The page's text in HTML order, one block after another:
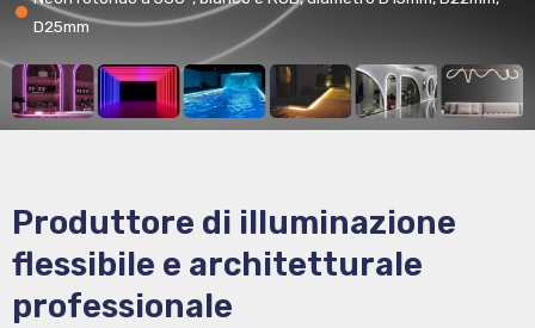
D25mm
Produttore di illuminazione
flessibile e architetturale
professionale